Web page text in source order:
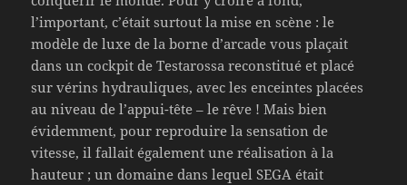
l’important, c’était surtout la mise en scène : le
modèle de luxe de la borne d’arcade vous plaçait
dans un cockpit de Testarossa reconstitué et placé
sur vérins hydrauliques, avec les enceintes placées
au niveau de l’appui-tête – le rêve ! Mais bien
évidemment, pour reproduire la sensation de
vitesse, il fallait également une réalisation à la
hauteur ; un domaine dans lequel SEGA était